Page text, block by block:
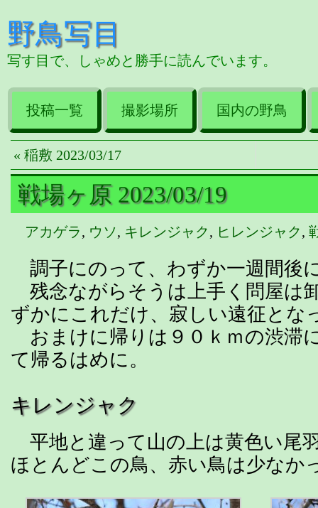
野鳥写目
写す目で、しゃめと勝手に読んでいます。
投稿一覧 撮影場所 国内の野鳥
« 稲敷 2023/03/17
戦場ヶ原 2023/03/19
アカゲラ, ウソ, キレンジャク, ヒレンジャク,
調子にのって、わずか一週間後
残念ながらそうは上手く問屋は
ずかにこれだけ、寂しい遠征とな
おまけに帰りは９０ｋｍの渋滞
て帰るはめに。
キレンジャク
平地と違って山の上は黄色い尾
ほとんどこの鳥、赤い鳥は少なか